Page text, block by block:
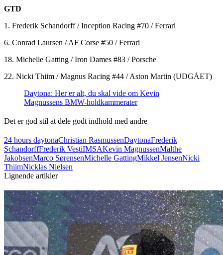
GTD
1. Frederik Schandorff / Inception Racing #70 / Ferrari
6. Conrad Laursen / AF Corse #50 / Ferrari
18. Michelle Gatting / Iron Dames #83 / Porsche
22. Nicki Thiim / Magnus Racing #44 / Aston Martin (UDGÅET)
Daytona: Her er alt, du skal vide om Kevin
Magnussens BMW-holdkammerater
Det er god stil at dele godt indhold med andre
24 hours daytonaChristian RasmussenDaytonaFrederik
SchandorffFrederik VestiIMSAKevin MagnussenMalthe
JakobsenMarco SørensenMichelle GattingMikkel JensenNicki
ThiimNicklas Nielsen
Lignende artikler